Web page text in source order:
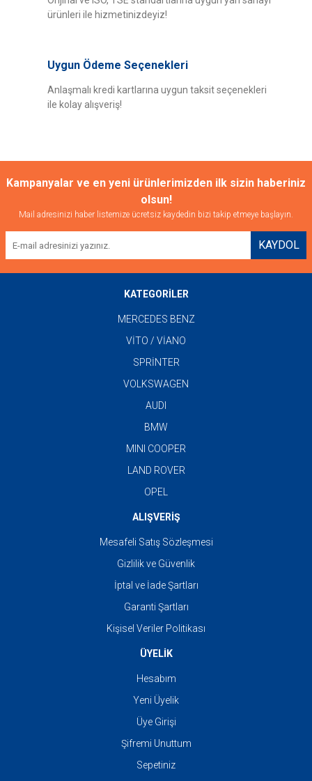
Bu ürüne benzer farklı alternatifler olmalı.
ürünleri ile hizmetinizdeyiz!
Uygun Ödeme Seçenekleri
Anlaşmalı kredi kartlarına uygun taksit seçenekleri
ile kolay alışveriş!
Kampanyalar ve en yeni ürünlerimizden ilk sizin haberiniz
olsun!
Mail adresinizi haber listemize ücretsiz kaydedin bizi takip etmeye başlayın.
KAYDOL
KATEGORİLER
MERCEDES BENZ
VİTO / VİANO
SPRİNTER
VOLKSWAGEN
AUDI
BMW
MINI COOPER
LAND ROVER
OPEL
ALIŞVERİŞ
Mesafeli Satış Sözleşmesi
Gizlilik ve Güvenlik
İptal ve İade Şartları
Garanti Şartları
Kişisel Veriler Politikası
ÜYELİK
Hesabım
Yeni Üyelik
Üye Girişi
Şifremi Unuttum
Sepetiniz